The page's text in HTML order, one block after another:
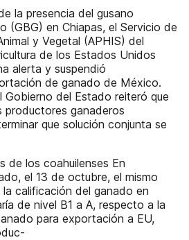
la presencia del gusano
(GBG) en Chiapas, el Servicio de
y Vegetal (APHIS) del
de los Estados Unidos
alerta y suspendió
de ganado de México.
Gobierno del Estado reiteró que
productores ganaderos
que solución conjunta se
de los coahuilenses En
el 13 de octubre, el mismo
la calificación del ganado en
de nivel B1 a A, respecto a la
para exportación a EU,